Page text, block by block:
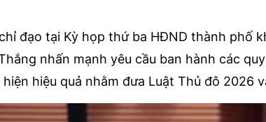
đạo tại Kỳ họp thứ ba HĐND thành phố
nhấn mạnh yêu cầu ban hành các
hiệu quả nhằm đưa Luật Thủ đô 2026